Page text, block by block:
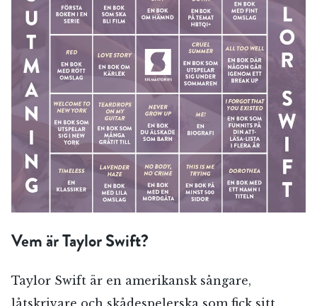
Vem är Taylor Swift?
Taylor Swift är en amerikansk sångare,
låtskrivare och skådespelerska som fick sitt